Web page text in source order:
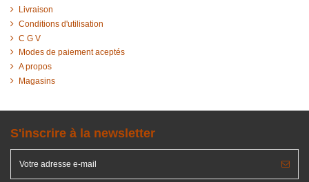
Livraison
Conditions d'utilisation
C G V
Modes de paiement aceptés
A propos
Magasins
S'inscrire à la newsletter